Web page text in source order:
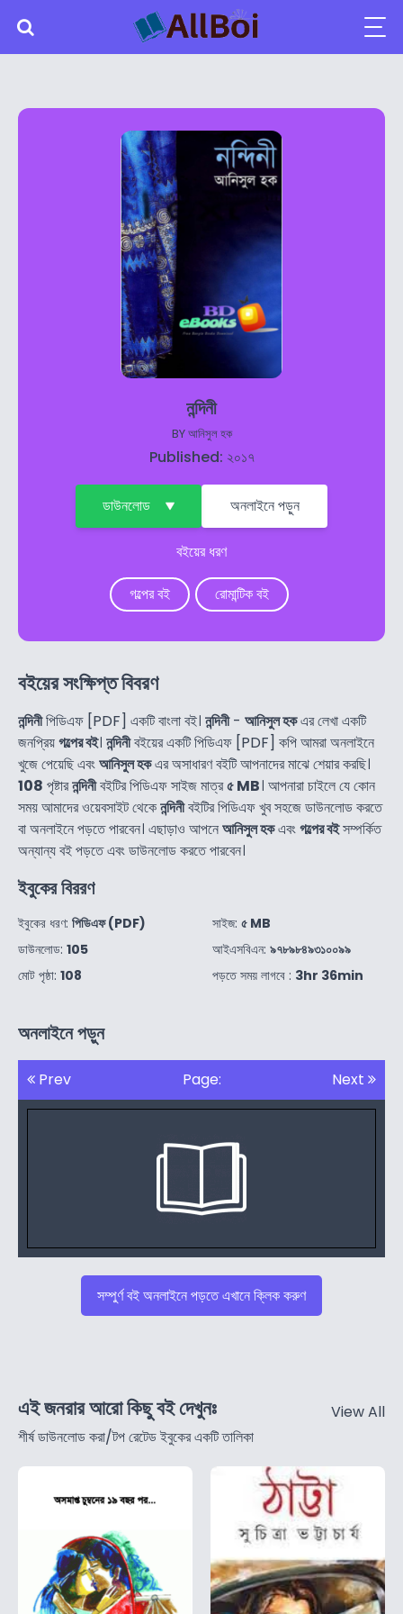
নন্দিনী
BYআনিসুল হক
Published: ২০১৭
ডাউনলোড অনলাইনে পড়ুন
বইয়ের ধরণ
গল্পের বই রোমান্টিক বই
বইয়ের সংক্ষিপ্ত বিবরণ
নন্দিনীপিডিএফ [PDF] একটি বাংলা বই। নন্দিনী- আনিসুল হকএর লেখা একটি
জনপ্রিয়গল্পের বই। নন্দিনীবইয়ের একটি পিডিএফ [PDF] কপি আমরা অনলাইনে
খুজে পেয়েছি এবংআনিসুল হকএর অসাধারণ বইটি আপনাদের মাঝে শেয়ার করছি।
108 পৃষ্টারনন্দিনীবইটির পিডিএফ সাইজ মাত্র৫ MB। আপনারা চাইলে যে কোন
সময় আমাদের ওয়েবসাইট থেকেনন্দিনীবইটির পিডিএফ খুব সহজে ডাউনলোড করতে
বা অনলাইনে পড়তে পারবেন। এছাড়াও আপনেআনিসুল হকএবংগল্পের বইসম্পর্কিত
অন্যান্য বই পড়তে এবং ডাউনলোড করতে পারবেন।
ইবুকের বিররণ
ইবুকের ধরণ: পিডিএফ (PDF)
ডাউনলোড: 105
মোট পৃষ্ঠা: 108
সাইজ: ৫ MB
আইএসবিএন: ৯৭৮৯৮৪৯৩১০০৯৯
পড়তে সময় লাগবে : 3hr 36min
অনলাইনে পড়ুন
Prev Page: Next
সম্পুর্ণ বই অনলাইনে পড়তে এখানে ক্লিক করুণ
এই জনরার আরো কিছু বই দেখুনঃ
শীর্ষ ডাউনলোড করা/টপ রেটেড ইবুকের একটি তালিকা
View All